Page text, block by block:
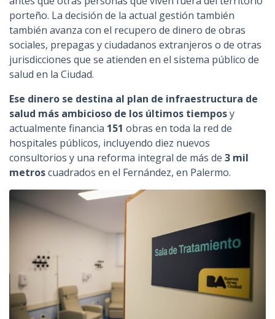
porteño. La decisión de la actual gestión también
también avanza con el recupero de dinero de obras
sociales, prepagas y ciudadanos extranjeros o de otras
jurisdicciones que se atienden en el sistema público de
salud en la Ciudad.
Ese dinero se destina al plan de infraestructura de
salud más ambicioso de los últimos tiemposy
actualmente financia 151 obras en toda la red de
hospitales públicos, incluyendo diez nuevos
consultorios y una reforma integral de más de 3 mil
metroscuadrados en el Fernández, en Palermo.